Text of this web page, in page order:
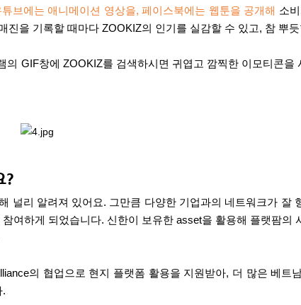
튜브에는 애니메이션 영상을,페이스북에는 웹툰을 공개해 소
진을 기록할 때마다 ZOOKIZ의 인기를 실감할 수 있고, 참 뿌
의 GIF창에 ZOOKIZ를 검색하시면 귀엽고 깜찍한 이모티콘을
?
널리 알려져 있어요. 그만큼 다양한 기업과의 네트워크가 잘
여하게 되었습니다. 신한이 보유한 asset을 활용해 플랫팜의
의 협업으로 현지 플랫폼 활용을 지원받아, 더 많은 베트
.